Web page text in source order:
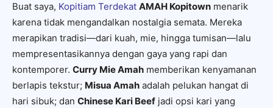
Buat saya, Kopitiam Terdekat AMAH Kopitown menarik
karena tidak mengandalkan nostalgia semata. Mereka
merapikan tradisi—dari kuah, mie, hingga tumisan—lalu
mempresentasikannya dengan gaya yang rapi dan
kontemporer. Curry Mie Amah memberikan kenyamanan
berlapis tekstur; Misua Amah adalah pelukan hangat di
hari sibuk; dan Chinese Kari Beef jadi opsi kari yang